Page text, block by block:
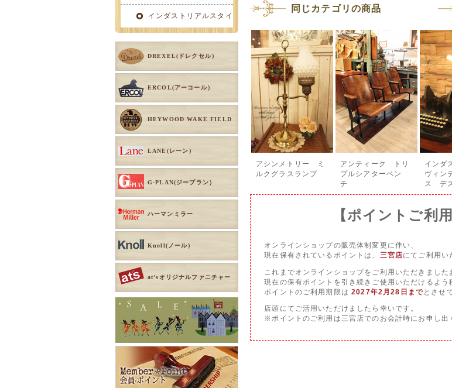
インダストリアルスタイ
DREXEL(ドレクセル）
ERCOL(アーコール）
HEYWOOD WAKE FIELD
LANE(レーン）
G-PLAN(ジープラン）
ハーマンミラー
Knoll(ノール）
at'sオリジナルファニチャー
同じカテゴリの商品
アシンメトリー ミ
ルクグラスランプ
アンティーク トリ
プルシアターベン
チ
インダ
ヴィン
ス デ
【ポイントご利
オンラインショップの販売体制変更に伴い、
現在保有されているポイントは、
三宮店にてご利用い
これまでオンラインショップをご利用いただきました
現在の保有ポイントを引き続きご使用いただけるよう
ポイントのご利用期限は2027年2月28日までとさせ
店頭にてご活用いただけましたら幸いです。
※ポイントのご利用は三宮店でのお会計時にお申し出